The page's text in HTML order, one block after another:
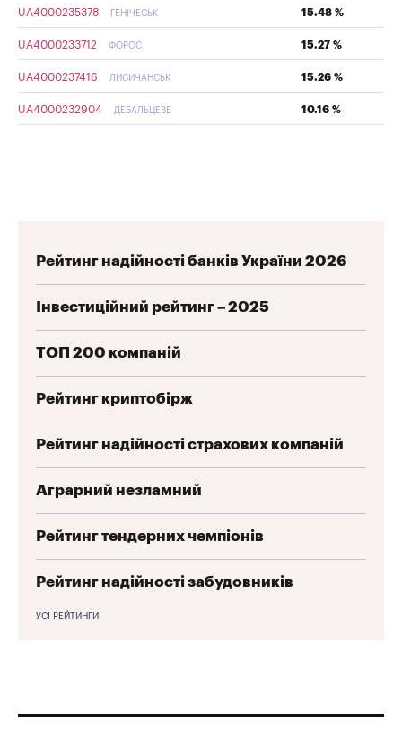
UA4000235378 ГЕНІЧЕСЬК 15.48 %
UA4000233712 ФОРОС 15.27 %
UA4000237416 ЛИСИЧАНСЬК 15.26 %
UA4000232904 ДЕБАЛЬЦЕВЕ 10.16 %
Рейтинг надійності банків України 2026
Інвестиційний рейтинг – 2025
ТОП 200 компаній
Рейтинг криптобірж
Рейтинг надійності страхових компаній
Аграрний незламний
Рейтинг тендерних чемпіонів
Рейтинг надійності забудовників
УСІ РЕЙТИНГИ